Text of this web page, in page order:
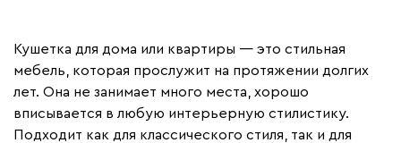
Кушетка для дома или квартиры — это стильная
мебель, которая прослужит на протяжении долгих
лет. Она не занимает много места, хорошо
вписывается в любую интерьерную стилистику.
Подходит как для классического стиля, так и для